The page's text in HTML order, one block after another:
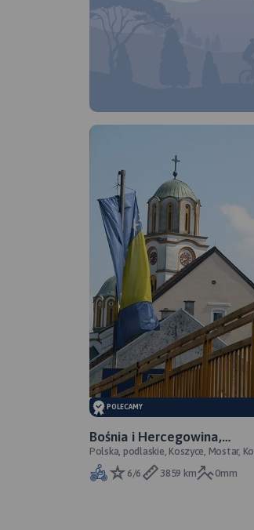
POLECAMY
Bośnia i Hercegowina,
Czarnogóra, Włochy
Polska, podlaskie, Koszyce, Mostar,
Dubrovnik, Rzym
6/6
3859 km 0mm